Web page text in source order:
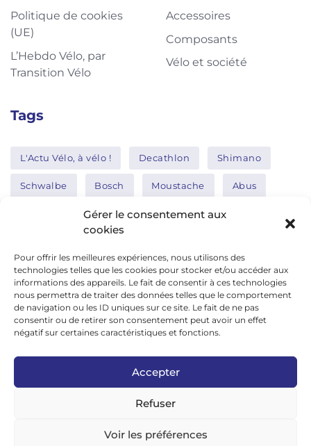
Gérer le consentement aux
cookies
Pour offrir les meilleures expériences, nous utilisons des
technologies telles que les cookies pour stocker et/ou accéder aux
informations des appareils. Le fait de consentir à ces technologies
nous permettra de traiter des données telles que le comportement
de navigation ou les ID uniques sur ce site. Le fait de ne pas
consentir ou de retirer son consentement peut avoir un effet
négatif sur certaines caractéristiques et fonctions.
Accepter
Refuser
Voir les préférences
Politique de cookies
(UE)
L’Hebdo Vélo, par
Transition Vélo
Accessoires
Composants
Vélo et société
Tags
L'Actu Vélo, à vélo ! Decathlon Shimano
Schwalbe Bosch Moustache Abus
Thule Nakamura
Réseaux sociaux
google news
facebook
twitter